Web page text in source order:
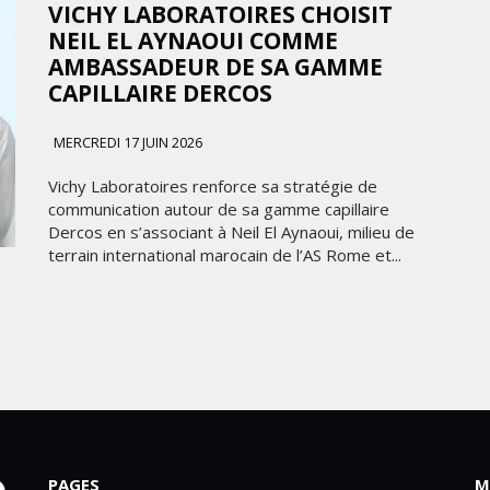
VICHY LABORATOIRES CHOISIT
NEIL EL AYNAOUI COMME
AMBASSADEUR DE SA GAMME
CAPILLAIRE DERCOS
MERCREDI 17 JUIN 2026
Vichy Laboratoires renforce sa stratégie de
communication autour de sa gamme capillaire
Dercos en s’associant à Neil El Aynaoui, milieu de
terrain international marocain de l’AS Rome et...
PAGES